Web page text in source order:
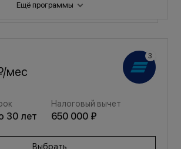
Ещё программы
/мес
30 650 000 ₽
Выбрать
/мес
30 лет
Налоговый вычет
650 000 ₽
Выбрать